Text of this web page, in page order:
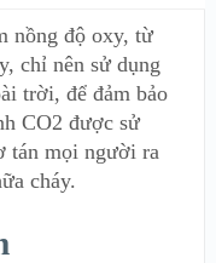
nồng độ oxy, từ
chỉ nên sử dụng
trời, để đảm bảo
CO2 được sử
tán mọi người ra
cháy.